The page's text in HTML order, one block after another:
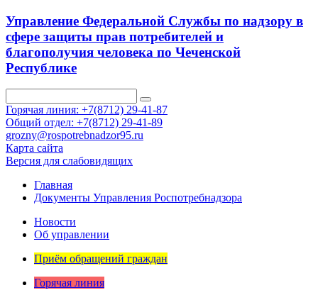
Управление Федеральной Службы по надзору в
сфере защиты прав потребителей и
благополучия человека по Чеченской
Республике
Горячая линия: +7(8712) 29-41-87
Общий отдел: +7(8712) 29-41-89
grozny@rospotrebnadzor95.ru
Карта сайта
Версия для слабовидящих
Главная
Документы Управления Роспотребнадзора
Новости
Об управлении
Приём обращений граждан
Горячая линия